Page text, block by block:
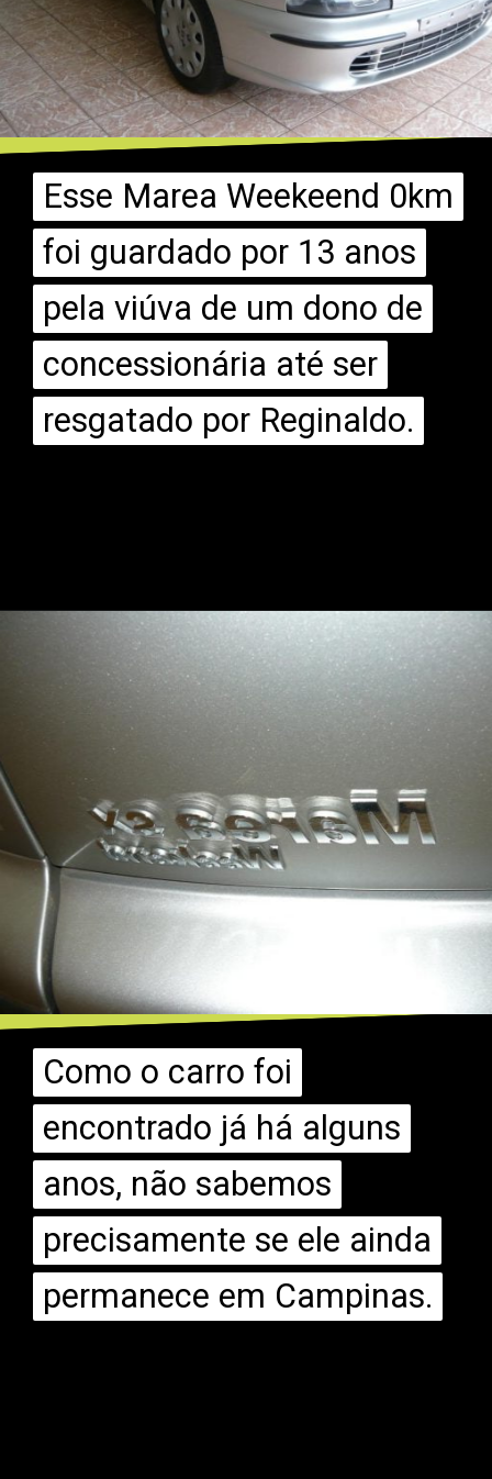
Esse Marea Weekeend 0km
foi guardado por 13 anos
pela viúva de um dono de
concessionária até ser
resgatado por Reginaldo.
Esse Marea Weekeend 0km
foi guardado por 13 anos
pela viúva de um dono de
concessionária até ser
resgatado por Reginaldo.
Como o carro foi
encontrado já há alguns
anos, não sabemos
precisamente se ele ainda
permanece em Campinas.
Como o carro foi
encontrado já há alguns
anos, não sabemos
precisamente se ele ainda
permanece em Campinas.